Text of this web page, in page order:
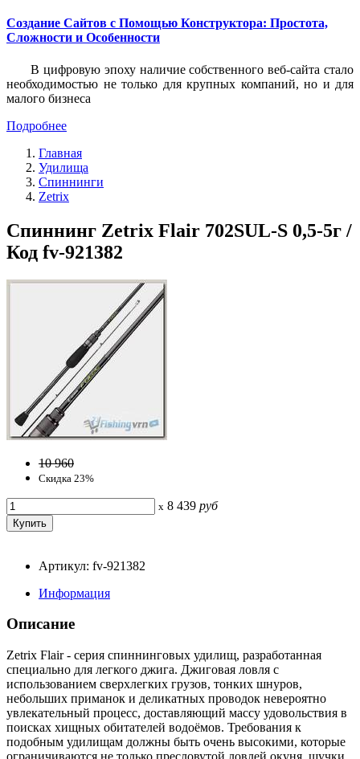
Создание Сайтов с Помощью Конструктора: Простота,
Сложности и Особенности
В цифровую эпоху наличие собственного веб-сайта стало
необходимостью не только для крупных компаний, но и для
малого бизнеса
Подробнее
Главная
Удилища
Спиннинги
Zetrix
Спиннинг Zetrix Flair 702SUL-S 0,5-5г /
Код fv-921382
10 960
Скидка 23%
x 8 439 руб
Артикул: fv-921382
Информация
Описание
Zetrix Flair - серия спиннинговых удилищ, разработанная
специально для легкого джига. Джиговая ловля с
использованием сверхлегких грузов, тонких шнуров,
небольших приманок и деликатных проводок невероятно
увлекательный процесс, доставляющий массу удовольствия в
поисках хищных обитателей водоёмов. Требования к
подобным удилищам должны быть очень высокими, которые
ограничиваются не только пресловутой ловлей окуня, щучки